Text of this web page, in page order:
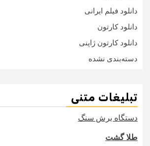
دانلود فیلم ایرانی
دانلود کارتون
دانلود کارتون ژاپنی
دسته‌بندی نشده
تبلیغات متنی
دستگاه برش سنگ
طلا گشت